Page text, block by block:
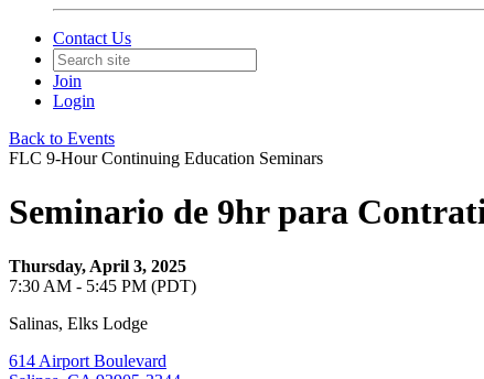
Contact Us
Join
Login
Back to Events
FLC 9-Hour Continuing Education Seminars
Seminario de 9hr para
Thursday, April 3, 2025
7:30 AM - 5:45 PM (PDT)
Salinas, Elks Lodge
614 Airport Boulevard